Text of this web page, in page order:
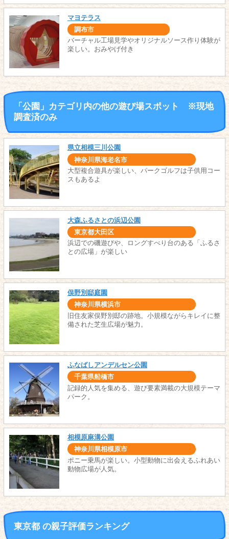
マヨテラス
調布市
バーチャル工場見学やオリジナルソース作り体験が
楽しい。おみやげ付き
「公園」カテゴリ内の他の遊び場スポット ※現地
調査済のみ
県立相模三川公園
神奈川県海老名市
大型複合遊具が楽しい、パークゴルフは子供用コー
スもあるよ
大森ふるさとの浜辺公園
東京都大田区
浜辺での磯遊びや、ロングすべり台のある「ふるさ
との広場」が楽しい
俣野別邸庭園
神奈川県横浜市
旧住友家俣野別邸の跡地。小規模ながらキレイに整
備された芝生広場が魅力。
ふなばしアンデルセン公園
千葉県船橋市
記録的人気を集める、遊び要素満載の大規模テーマ
パーク。
相模原麻溝公園
神奈川県相模原市
ポニー乗馬が楽しい。小型動物に出会えるふれあい
動物広場が人気。
東京都 の親子評価ランキング